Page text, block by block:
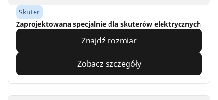
Skuter
Zaprojektowana specjalnie dla skuterów elektrycznych
Znajdź rozmiar
Zobacz szczegóły